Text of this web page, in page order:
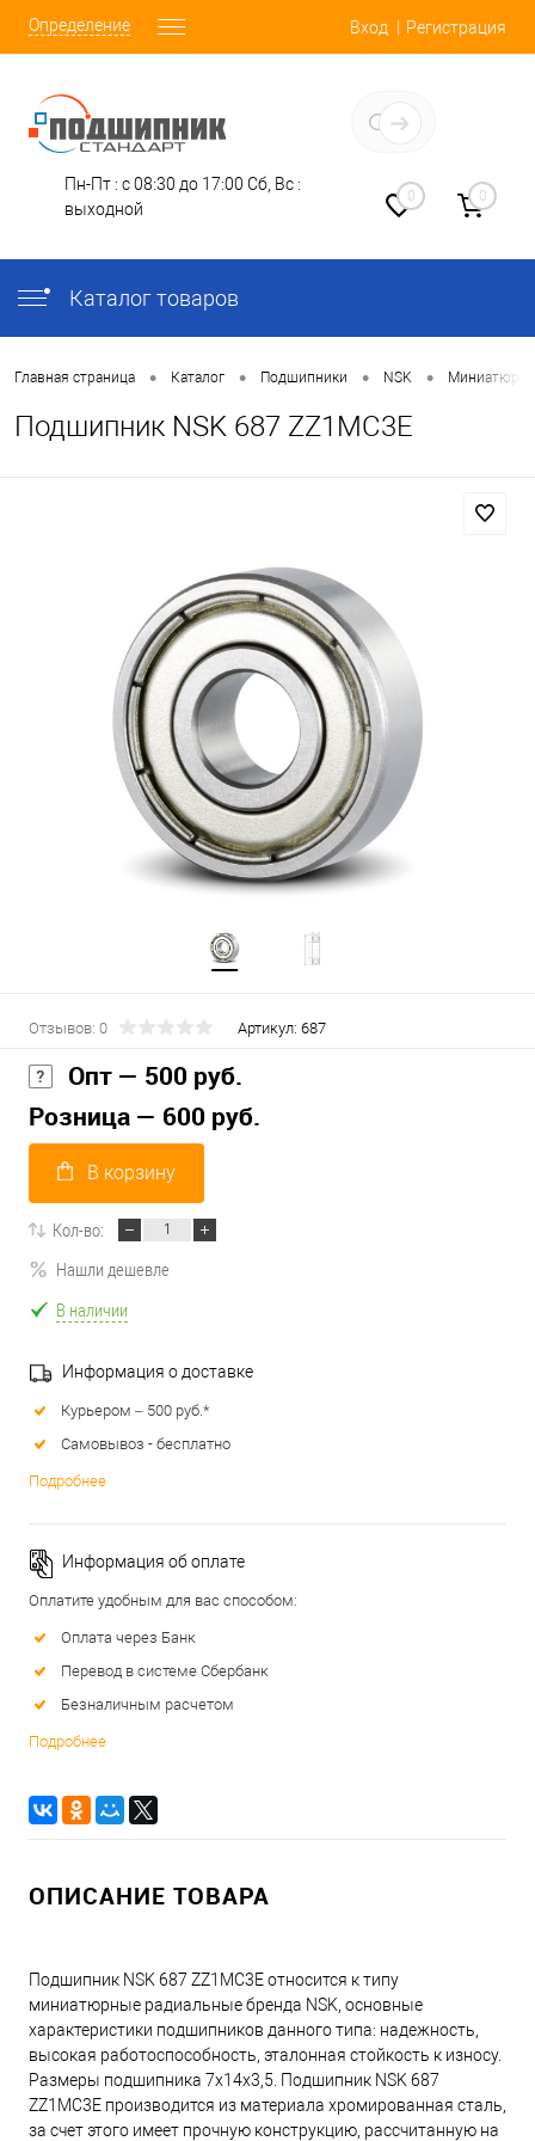
Определение Вход Регистрация
Пн-Пт : с 08:30 до 17:00 Сб, Вс :
выходной
0 0
Каталог товаров
Главная страница • Каталог • Подшипники • NSK •
Подшипник NSK 687 ZZ1MC3E
Отзывов: 0 Артикул: 687
Опт — 500 руб.
Розница — 600 руб.
В корзину
Кол-во:
Нашли дешевле
В наличии
Информация о доставке
Курьером – 500 руб.*
Самовывоз - бесплатно
Подробнее
Информация об оплате
Оплатите удобным для вас способом:
Оплата через Банк
Перевод в системе Сбербанк
Безналичным расчетом
Подробнее
ОПИСАНИЕ ТОВАРА
Подшипник NSK 687 ZZ1MC3E относится к типу
миниатюрные радиальные бренда NSK, основные
характеристики подшипников данного типа: надежность,
высокая работоспособность, эталонная стойкость к износу.
Размеры подшипника 7x14x3,5. Подшипник NSK 687
ZZ1MC3E производится из материала хромированная сталь,
за счет этого имеет прочную конструкцию, рассчитанную на